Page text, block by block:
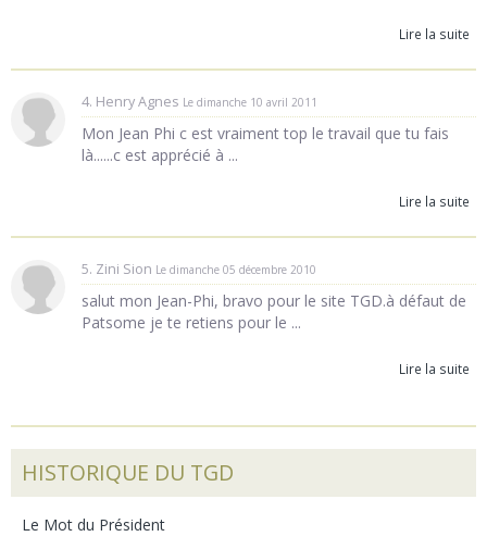
Lire la suite
4. Henry Agnes Le dimanche 10 avril 2011
Mon Jean Phi c est vraiment top le travail que tu fais
là......c est apprécié à ...
Lire la suite
5. Zini Sion Le dimanche 05 décembre 2010
salut mon Jean-Phi, bravo pour le site TGD.à défaut de
Patsome je te retiens pour le ...
Lire la suite
HISTORIQUE DU TGD
Le Mot du Président